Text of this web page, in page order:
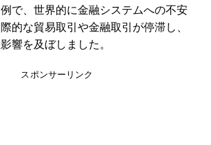
で、世界的に金融システムへの不安
的な貿易取引や金融取引が停滞し、
響を及ぼしました。
スポンサーリンク